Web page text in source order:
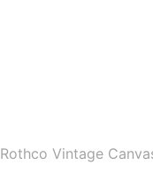
Rothco Vintage